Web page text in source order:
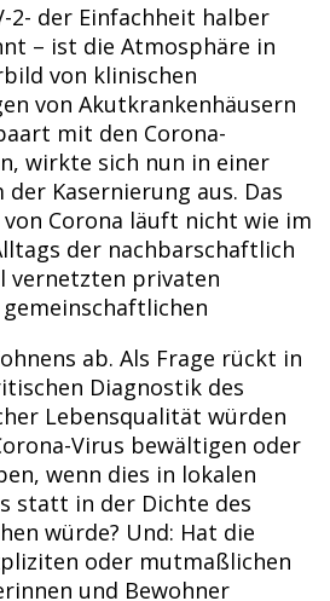
2- der Einfachheit halber
– ist die Atmosphäre in
von klinischen
von Akutkrankenhäusern
mit den Corona-
wirkte sich nun in einer
Kasernierung aus. Das
Corona läuft nicht wie im
der nachbarschaftlich
privaten
ab. Als Frage rückt in
Diagnostik des
Lebensqualität würden
Virus bewältigen oder
wenn dies in lokalen
statt in der Dichte des
würde? Und: Hat die
oder mutmaßlichen
und Bewohner